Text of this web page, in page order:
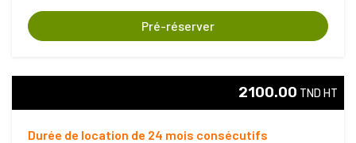
Pré-réserver
2100.00 TND HT
Durée de location de 24 mois consécutifs